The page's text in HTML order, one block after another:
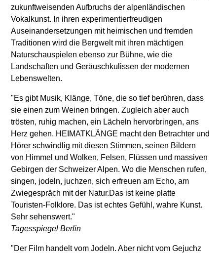
zukunftweisenden Aufbruchs der alpenländischen
Vokalkunst. In ihren experimentierfreudigen
Auseinandersetzungen mit heimischen und fremden
Traditionen wird die Bergwelt mit ihren mächtigen
Naturschauspielen ebenso zur Bühne, wie die
Landschaften und Geräuschkulissen der modernen
Lebenswelten.
"Es gibt Musik, Klänge, Töne, die so tief berühren, dass
sie einen zum Weinen bringen. Zugleich aber auch
trösten, ruhig machen, ein Lächeln hervorbringen, ans
Herz gehen. HEIMATKLÄNGE macht den Betrachter und
Hörer schwindlig mit diesen Stimmen, seinen Bildern
von Himmel und Wolken, Felsen, Flüssen und massiven
Gebirgen der Schweizer Alpen. Wo die Menschen rufen,
singen, jodeln, juchzen, sich erfreuen am Echo, am
Zwiegespräch mit der Natur.Das ist keine platte
Touristen-Folklore. Das ist echtes Gefühl, wahre Kunst.
Sehr sehenswert."
Tagesspiegel Berlin
"Der Film handelt vom Jodeln. Aber nicht vom Gejuchz